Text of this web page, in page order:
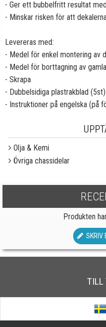
- Ger ett bubbelfritt resultat
- Minskar risken för att
Levereras med:
- Medel för enkel montering av
- Medel för borttagning av
- Skrapa
- Dubbelsidiga plastrakblad (5st)
- Instruktioner på engelska (på
Olja & Kemi
Övriga chassidelar
Produkten
SKRIV
TILL